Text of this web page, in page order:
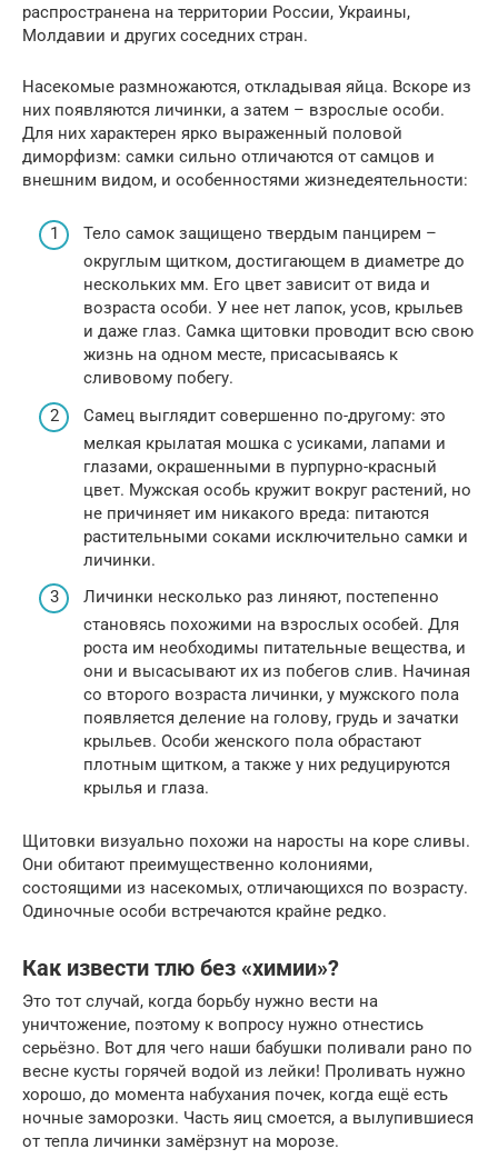
распространена на территории России, Украины,
Молдавии и других соседних стран.
Насекомые размножаются, откладывая яйца. Вскоре из
них появляются личинки, а затем – взрослые особи.
Для них характерен ярко выраженный половой
диморфизм: самки сильно отличаются от самцов и
внешним видом, и особенностями жизнедеятельности:
Тело самок защищено твердым панцирем –
округлым щитком, достигающем в диаметре до
нескольких мм. Его цвет зависит от вида и
возраста особи. У нее нет лапок, усов, крыльев
и даже глаз. Самка щитовки проводит всю свою
жизнь на одном месте, присасываясь к
сливовому побегу.
Самец выглядит совершенно по-другому: это
мелкая крылатая мошка с усиками, лапами и
глазами, окрашенными в пурпурно-красный
цвет. Мужская особь кружит вокруг растений, но
не причиняет им никакого вреда: питаются
растительными соками исключительно самки и
личинки.
Личинки несколько раз линяют, постепенно
становясь похожими на взрослых особей. Для
роста им необходимы питательные вещества, и
они и высасывают их из побегов слив. Начиная
со второго возраста личинки, у мужского пола
появляется деление на голову, грудь и зачатки
крыльев. Особи женского пола обрастают
плотным щитком, а также у них редуцируются
крылья и глаза.
Щитовки визуально похожи на наросты на коре сливы.
Они обитают преимущественно колониями,
состоящими из насекомых, отличающихся по возрасту.
Одиночные особи встречаются крайне редко.
Как извести тлю без «химии»?
Это тот случай, когда борьбу нужно вести на
уничтожение, поэтому к вопросу нужно отнестись
серьёзно. Вот для чего наши бабушки поливали рано по
весне кусты горячей водой из лейки! Проливать нужно
хорошо, до момента набухания почек, когда ещё есть
ночные заморозки. Часть яиц смоется, а вылупившиеся
от тепла личинки замёрзнут на морозе.